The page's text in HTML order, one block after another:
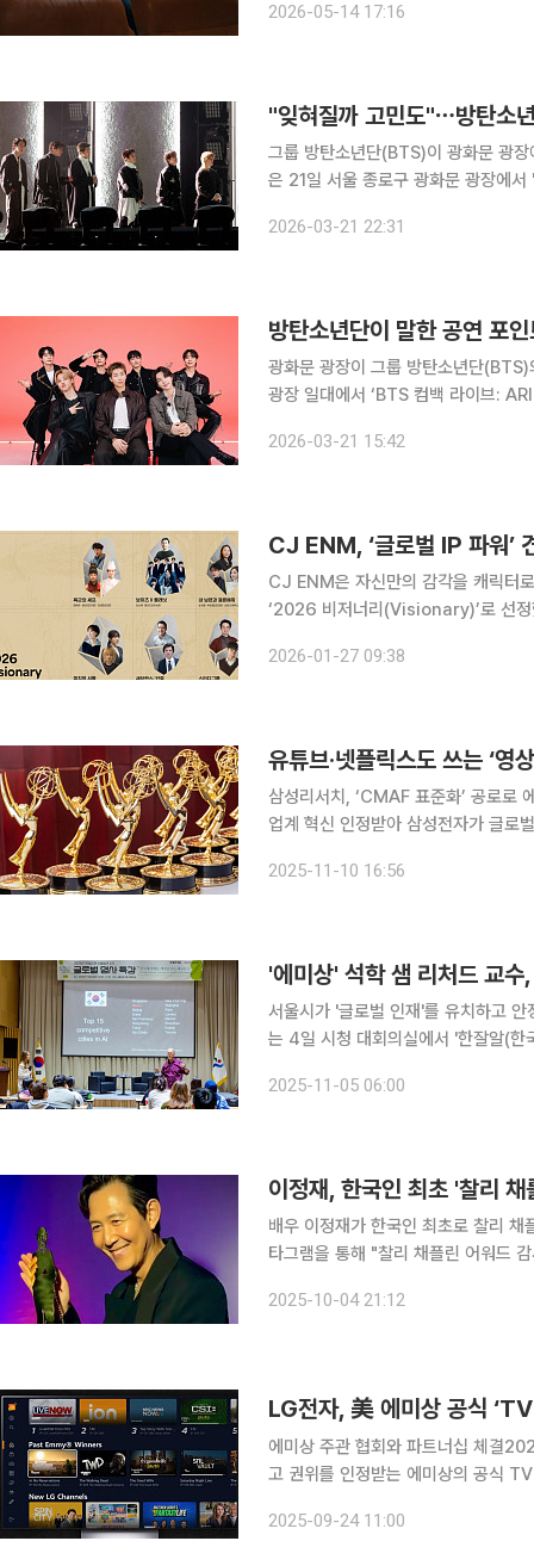
에서 배우 대니얼 대 김과 대담하며 K
2026-05-14 17:16
"잊혀질까 고민도"⋯방탄소
그룹 방탄소년단(BTS)이 광화문 광장에
은 21일 서울 종로구 광화문 광장에
공연은 '아리랑' 수록곡 8
2026-03-21 22:31
방탄소년단이 말한 공연 포
광화문 광장이 그룹 방탄소년단(BTS)의 ‘아리랑’으로 물든
광장 일대에서 ‘BTS 컴백 라이브:
세계 어디서든 시청할 수 있다. 신
2026-03-21 15:42
CJ ENM은 자신만의 감각을 캐릭터
‘2026 비저너리(Visionary)’로 선정했다고 27일 밝혔다.
는 업계에 의미 있는 시작을 보여준 ‘
2026-01-27 09:38
유튜브·넷플릭스도 쓰는 ‘영
삼성리서치, ‘CMAF 표준화’ 공로로
업계 혁신 인정받아 삼성전자가 글로벌 방송기술 권위의 무대에서 또 한 번 기술력을 입증했다. 10
(Common Media Application
2025-11-10 16:56
'에미상' 석학 샘 리처드 교
서울시가 '글로벌 인재'를 유치하고 안
는 4일 시청 대회의실에서 '한잘알(한
이번 특강은 시가 운영하는 외국인 유
2025-11-05 06:00
이정재, 한국인 최초 '찰리
배우 이정재가 한국인 최초로 찰리 채플린 어워드
타그램을 통해 "찰리 채플린 어워드 감사
겼다. 이정재는 트로피를 부드럽게 돌
2025-10-04 21:12
LG전자, 美 에미상 공식
에미상 주관 협회와 파트너십 체결2026년까지 마케
고 권위를 인정받는 에미상의 공식 TV 파트너로 선정됐다. LG
2025-09-24 11:00